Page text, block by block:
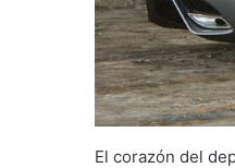
El corazón del